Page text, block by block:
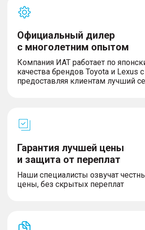
Официальный дилер
с многолетним опытом
Компания ИАТ работает по
качества брендов Toyota и Lexus
предоставляя клиентам лучший
Гарантия лучшей цены
и защита от переплат
Наши специалисты озвучат
цены, без скрытых переплат